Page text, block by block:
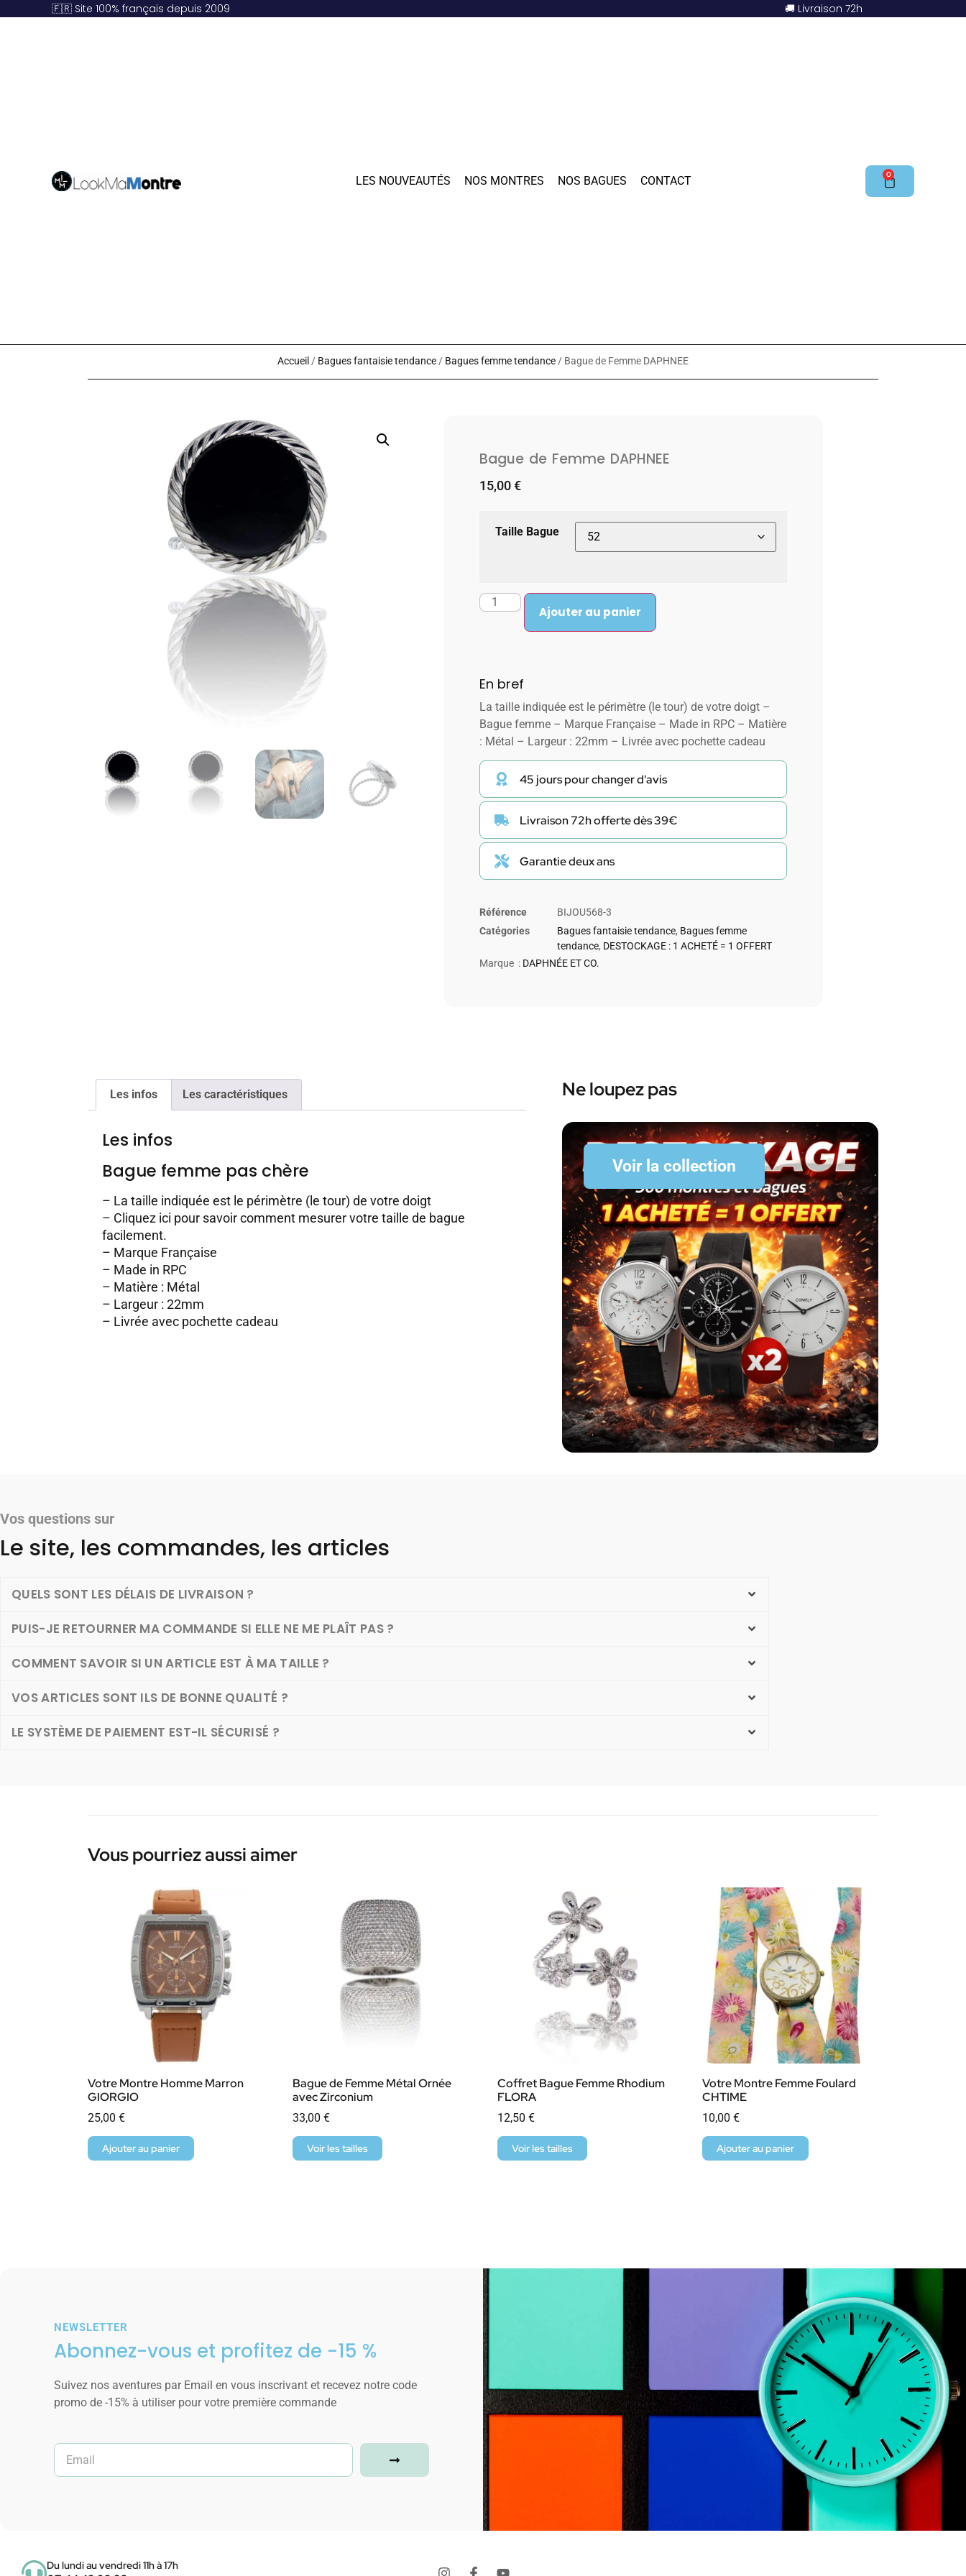
🇫🇷 Site 100% français depuis 2009 🚚 Livraison 72h
LES NOUVEAUTÉS NOS MONTRES NOS BAGUES CONTACT 0
Accueil / Bagues fantaisie tendance/ Bagues femme tendance/ Bague de Femme DAPHNEE
Bague de Femme DAPHNEE
15,00€
Taille Bague
Ajouter au panier
En bref
La taille indiquée est le périmètre (le tour) de votre doigt –
Bague femme – Marque Française – Made in RPC – Matière
: Métal – Largeur : 22mm – Livrée avec pochette cadeau
45 jours pour changer d'avis
Livraison 72h offerte dès 39€
Garantie deux ans
Référence
BIJOU568-3
Catégories
Bagues fantaisie tendance, Bagues femme
tendance, DESTOCKAGE : 1 ACHETÉ = 1 OFFERT
Marque : DAPHNÉE ET CO.
Les infos Les caractéristiques
Les infos
Bague femme pas chère
– La taille indiquée est le périmètre (le tour) de votre doigt
– Cliquez ici pour savoir comment mesurer votre taille de bague
facilement.
– Marque Française
– Made in RPC
– Matière : Métal
– Largeur : 22mm
– Livrée avec pochette cadeau
Ne loupez pas
Voir la collection
Vos questions sur
Le site, les commandes, les articles
QUELS SONT LES DÉLAIS DE LIVRAISON ?
PUIS-JE RETOURNER MA COMMANDE SI ELLE NE ME PLAÎT PAS ?
COMMENT SAVOIR SI UN ARTICLE EST À MA TAILLE ?
VOS ARTICLES SONT ILS DE BONNE QUALITÉ ?
LE SYSTÈME DE PAIEMENT EST-IL SÉCURISÉ ?
Vous pourriez aussi aimer
Votre Montre Homme Marron
GIORGIO
25,00 €
Ajouter au panier
Bague de Femme Métal Ornée
avec Zirconium
33,00 €
Voir les tailles
Coffret Bague Femme Rhodium
FLORA
12,50 €
Voir les tailles
Votre Montre Femme Foulard
CHTIME
10,00 €
Ajouter au panier
NEWSLETTER
Abonnez-vous et profitez de -15 %
Suivez nos aventures par Email en vous inscrivant et recevez notre code
promo de -15% à utiliser pour votre première commande
Du lundi au vendredi 11h à 17h